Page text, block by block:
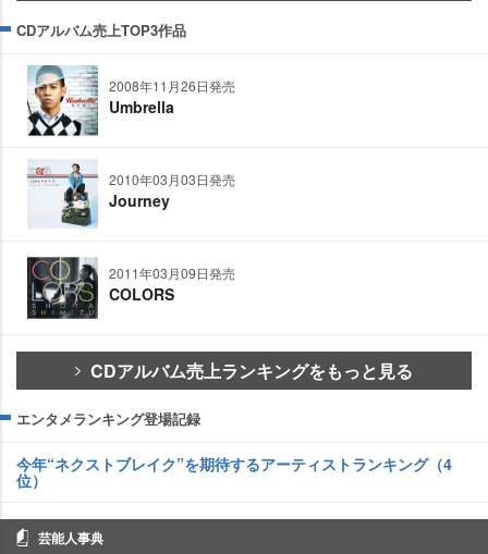
CDアルバム売上TOP3作品
2008年11月26日発売
Umbrella
2010年03月03日発売
Journey
2011年03月09日発売
COLORS
CDアルバム売上ランキングをもっと見る
エンタメランキング登場記録
今年“ネクストブレイク”を期待するアーティストランキング（4
位）
芸能人事典